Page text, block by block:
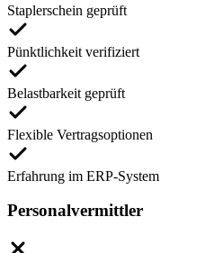
Staplerschein geprüft
Pünktlichkeit verifiziert
Belastbarkeit geprüft
Flexible Vertragsoptionen
Erfahrung im ERP-System
Personalvermittler